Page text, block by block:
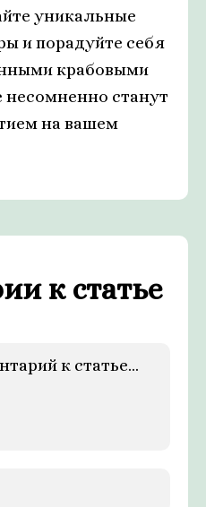
уникальные
и порадуйте себя
крабовыми
станут
на вашем
к статье